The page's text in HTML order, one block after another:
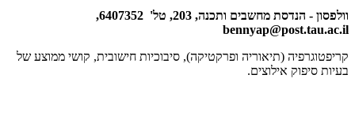
וולפסון - הנדסת מחשבים ותכנה, 203, טל' 6407352,
bennyap@post.tau.ac.il
קריפטוגרפיה (תיאוריה ופרקטיקה), סיבוכיות חישובית, קושי ממוצע של
בעיות סיפוק אילוצים.